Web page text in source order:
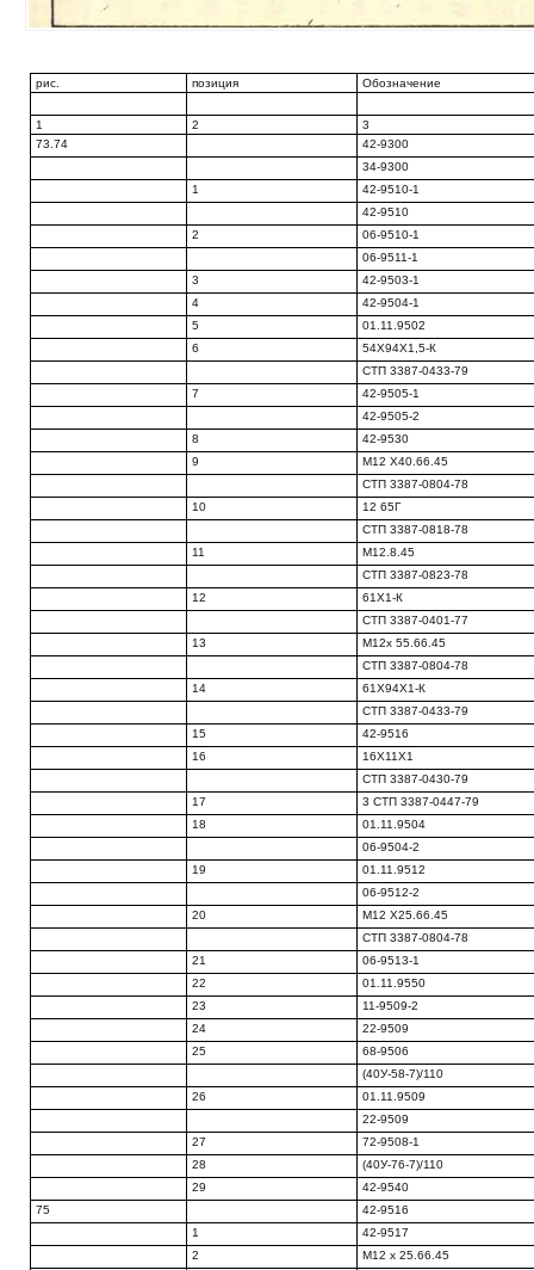
рис. позиция Обозначение
1 2
3
73.74
42-9300
34-9300
1
42-9510-1
42-9510
2
06-9510-1
06-9511-1
3
42-9503-1
4
42-9504-1
5
01.11.9502
6
54X94X1,5-К
СТП 3387-0433-79
7
42-9505-1
42-9505-2
8
42-9530
9
М12 Х40.66.45
СТП 3387-0804-78
10
12 65Г
СТП 3387-0818-78
11
М12.8.45
СТП 3387-0823-78
12
61Х1-К
СТП 3387-0401-77
13
М12х 55.66.45
СТП 3387-0804-78
14
61X94X1-К
СТП 3387-0433-79
15
42-9516
16
16X11X1
СТП 3387-0430-79
17
3 СТП 3387-0447-79
18
01.11.9504
06-9504-2
19
01.11.9512
06-9512-2
20
М12 Х25.66.45
СТП 3387-0804-78
21
06-9513-1
22
01.11.9550
23
11-9509-2
24
22-9509
25
68-9506
(40У-58-7)/110
26
01.11.9509
22-9509
27
72-9508-1
28
(40У-76-7)/110
29
42-9540
75
42-9516
1
42-9517
2
М12 х 25.66.45